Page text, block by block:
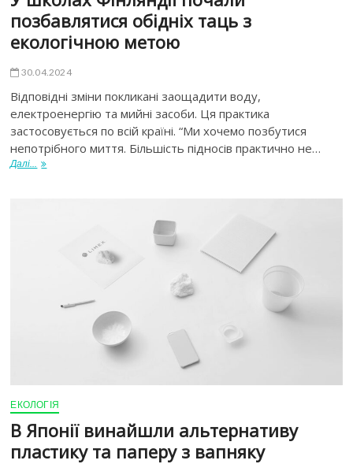
позбавлятися обідніх таць з
екологічною метою
30.04.2024
Відповідні зміни покликані заощадити воду,
електроенергію та мийні засоби. Ця практика
застосовується по всій країні. “Ми хочемо позбутися
непотрібного миття. Більшість підносів практично не…
Далі...
ЕКОЛОГІЯ
В Японії винайшли альтернативу
пластику та паперу з вапняку